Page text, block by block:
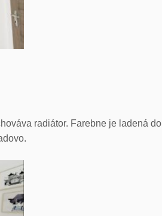
radiátor. Farebne je ladená do